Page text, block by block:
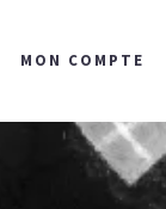
MON COMPTE